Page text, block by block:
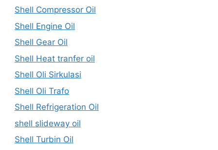
Shell Compressor Oil
Shell Engine Oil
Shell Gear Oil
Shell Heat tranfer oil
Shell Oli Sirkulasi
Shell Oli Trafo
Shell Refrigeration Oil
shell slideway oil
Shell Turbin Oil